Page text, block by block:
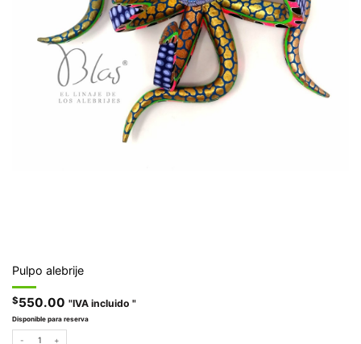
Pulpo alebrije
$550.00 "IVA incluido "
Disponible para reserva